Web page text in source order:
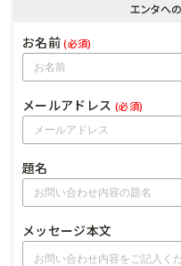
エンタへ
お名前(必須)
メールアドレス (必須)
題名
メッセージ本文